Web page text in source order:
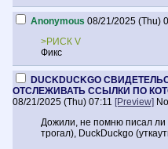
Anonymous 08/21/2025 (Thu)
>РИСК V
Фикс
DUCKDUCKGO
ОТСЛЕЖИВАТЬ ССЫЛКИ ПО
08/21/2025 (Thu) 07:11 [Preview]
Дожили, не помню писал ли
трогал), DuckDuckgo